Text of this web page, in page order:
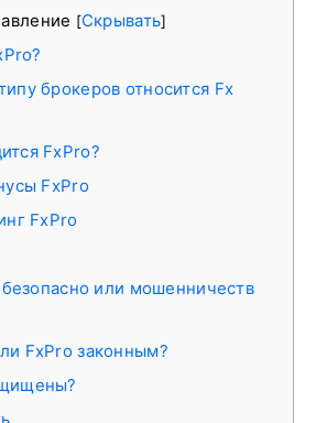
[Скрывать]
брокеров относится Fx
FxPro?
FxPro
FxPro
или мошенничеств
FxPro законным?